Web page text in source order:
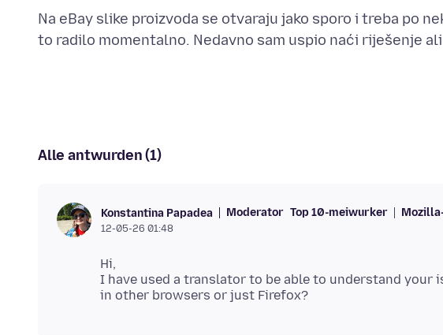
Na eBay slike proizvoda se otvaraju jako sporo i treba po
Alle antwurden (1)
Konstantina Papadea Moderator Top 10-meiwurker
12-05-26 01:48
Hi,
I have used a translator to be able to understand your